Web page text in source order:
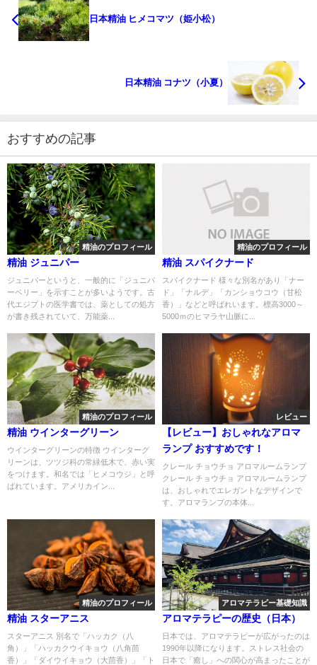
日本精油 ヒメコマツ（姫小松）
日本精油 コナツ（小夏）
おすすめの記事
精油のプロフィール
精油 ジュニパー
ジュニパーというと、一般的に「ジュニパ
ーベリー」を示すことが多いようです。古
代エジプトの医学書では、薬としての処方
が書き残されていて、万能薬...
精油のプロフィール
精油 スパイクナード
スパイクナード 様々な別名があり「ナー
ド」「ナルデ」「カンショウコウ（甘松
香）」などと呼ばれいます。標高3000～
5000ｍのヒマラヤ山脈に...
精油のプロフィール
精油 ウインターグリーン
ウインターグリーンの特徴 ウインターグ
リーンは、ツツジ科の常緑低木で、赤い実
をつけます。和名では「ヒメコウジ」と呼
ばれています。アメリカイン...
レビュー
【レビュー】おしゃれなアロマ
ランプ おすすめです！
クレール チョウチョ アロマルームランプ
クレール チョウチョ アロマルームランプ
は、おしゃれでエレガントなデザインで
す。アロマランプの本体...
精油のプロフィール
精油 スターアニス
スターアニス 別名で「ハッカク（八
角）」「ハッカクウイキョウ（八角茴
香）」「ダイウイキョウ（大茴香）」「ト
アロマテラピー基礎知識
アロマテラピーの歴史（日本）
日本では、アロマテラピーが広がったのは
1990年以降になります。ストレス社会の
日本で「癒し」への関心が高まったことが